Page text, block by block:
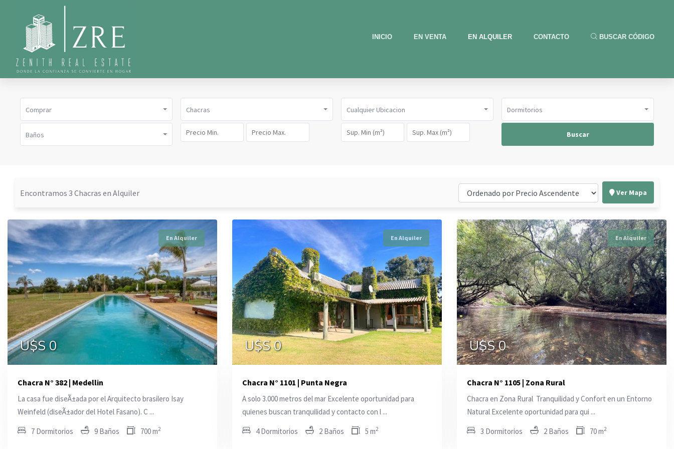
INICIO EN VENTA EN ALQUILER CONTACTO BUSCAR CÓDIGO
Comprar Chacras Cualquier Ubicacion Dormitorios
Baños Buscar
Encontramos 3 Chacras en Alquiler Ver Mapa
En Alquiler
U$S 0
En Alquiler
U$S 0
En Alquiler
U$S 0
Chacra N° 382 | Medellin
La casa fue diseÃ±ada por el Arquitecto brasilero Isay
Weinfeld (diseÃ±ador del Hotel Fasano). C ...
7 Dormitorios 9 Baños 700 m2
En Alquiler
U$S 0
En Alquiler
U$S 0
En Alquiler
U$S 0
Chacra N° 1101 | Punta Negra
A solo 3.000 metros del mar Excelente oportunidad para
quienes buscan tranquilidad y contacto con l ...
4 Dormitorios 2 Baños 5 m2
En Alquiler
U$S 0
En Alquiler
U$S 0
En Alquiler
U$S 0
Chacra N° 1105 | Zona Rural
Chacra en Zona Rural  Tranquilidad y Confort en un Entorno
Natural Excelente oportunidad para qui ...
3 Dormitorios 2 Baños 70 m2